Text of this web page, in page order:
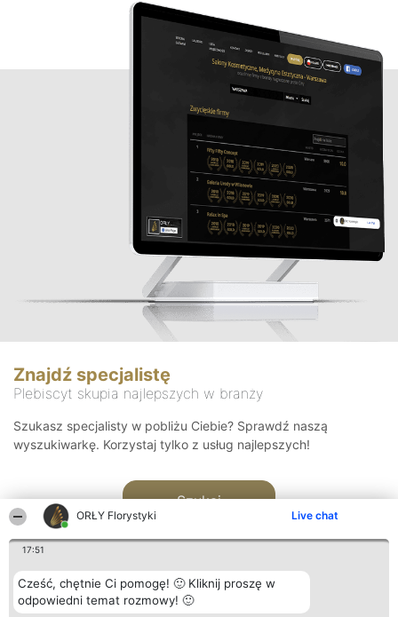
ORŁY Florystyki Live chat
17:51
Cześć, chętnie Ci pomogę! 🙂 Kliknij proszę w
odpowiedni temat rozmowy! 🙂
Znajdź specjalistę
Plebiscyt skupia najlepszych w branży
Szukasz specjalisty w pobliżu Ciebie? Sprawdź naszą
wyszukiwarkę. Korzystaj tylko z usług najlepszych!
Szukaj